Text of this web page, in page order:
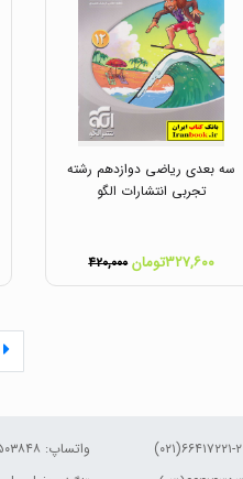
سه بعدی ریاضی دوازدهم رشته
تجربی انتشارات الگو
۳۲۷,۶۰۰تومان ۴۲۰,۰۰۰
۲-۶۶۴۱۷۲۲۱(۰۲۱) واتساپ: ۰۹۱۲۴۵۰۳۸۴۸